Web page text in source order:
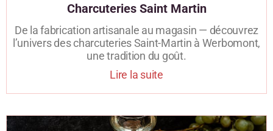
Charcuteries Saint Martin
De la fabrication artisanale au magasin — découvrez
l’univers des charcuteries Saint-Martin à Werbomont,
une tradition du goût.
Lire la suite